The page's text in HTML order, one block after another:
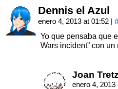
Dennis el Azul
enero 4, 2013 at 01:52 | #
Yo que pensaba que
Wars incident” con
Joan
enero 4,